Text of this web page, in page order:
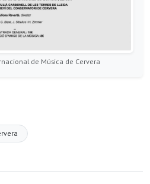
de Música de Cervera